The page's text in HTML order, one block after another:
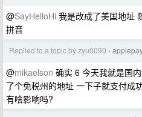
@SayHelloHi 我是改成了美国地址
拼音
Replied to a topic by zyu0090 ›
@mikaelson 确实 6 今天我就是国
了个免税州的地址 一下子就支付成
有啥影响吗?